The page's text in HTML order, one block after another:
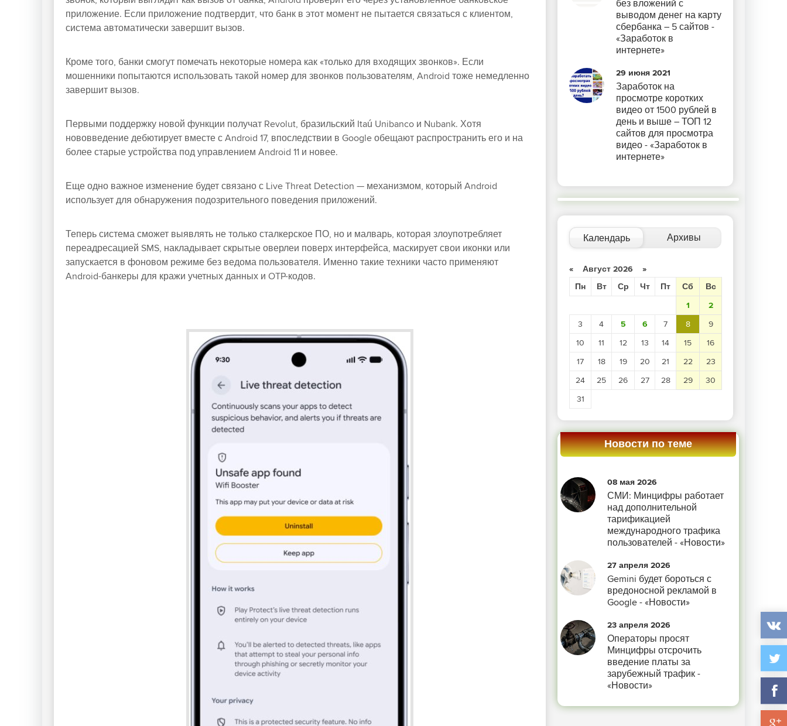
приложение. Если приложение подтвердит, что банк в этот момент не пытается связаться с клиентом,
система автоматически завершит вызов.
Кроме того, банки смогут помечать некоторые номера как «только для входящих звонков». Если
мошенники попытаются использовать такой номер для звонков пользователям, Android тоже немедленно
завершит вызов.
Первыми поддержку новой функции получат Revolut, бразильский Itaú Unibanco и Nubank. Хотя
нововведение дебютирует вместе с Android 17, впоследствии в Google обещают распространить его и на
более старые устройства под управлением Android 11 и новее.
Еще одно важное изменение будет связано с Live Threat Detection — механизмом, который Android
использует для обнаружения подозрительного поведения приложений.
Теперь система сможет выявлять не только сталкерское ПО, но и малварь, которая злоупотребляет
переадресацией SMS, накладывает скрытые оверлеи поверх интерфейса, маскирует свои иконки или
запускается в фоновом режиме без ведома пользователя. Именно такие техники часто применяют
Android-банкеры для кражи учетных данных и OTP-кодов.
без вложений с
выводом денег на карту
сбербанка – 5 сайтов -
«Заработок в
интернете»
29 июня 2021
Заработок на
просмотре коротких
видео от 1500 рублей в
день и выше – ТОП 12
сайтов для просмотра
видео - «Заработок в
интернете»
Календарь Архивы
« Август 2026 »
Пн
Вт Ср Чт Пт Сб
Вс
1
2
3
4 5 6 7 8
9
10
11 12 13 14 15
16
17
18 19 20 21 22
23
24
25 26 27 28 29
30
31
Новости по теме
08 мая 2026
СМИ: Минцифры работает
над дополнительной
тарификацией
международного трафика
пользователей - «Новости»
27 апреля 2026
Gemini будет бороться с
вредоносной рекламой в
Google - «Новости»
23 апреля 2026
Операторы просят
Минцифры отсрочить
введение платы за
зарубежный трафик -
«Новости»